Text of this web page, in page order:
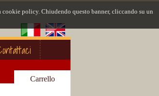
policy. Chiudendo questo banner, cliccando su un
Carrello